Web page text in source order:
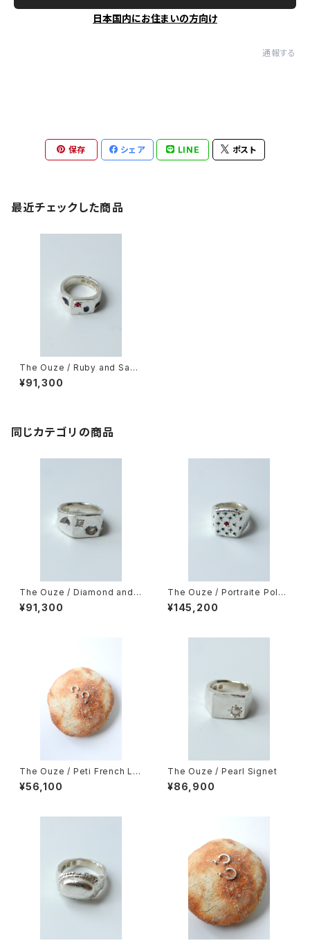
日本国内にお住まいの方向け
通報する
保存 シェア LINE ポスト
最近チェックした商品
The Ouze / Ruby and Sapp
hire Scatter Signet
¥91,300
同じカテゴリの商品
The Ouze / Diamond and S
apphire Scatter Signet
¥91,300
The Ouze / Portraite Polka
Signet
¥145,200
The Ouze / Peti French La
ce Hoops（Pair）
¥56,100
The Ouze / Pearl Signet
¥86,900